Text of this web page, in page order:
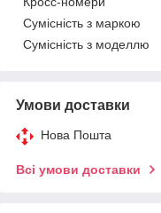
Сумісність з маркою
Сумісність з моделлю
Умови доставки
Нова Пошта
Всі умови доставки